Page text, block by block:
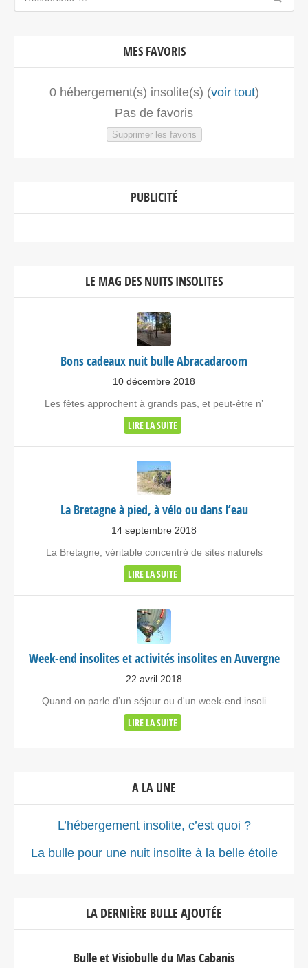
MES FAVORIS
0hébergement(s) insolite(s) (voir tout)
Pas de favoris
Supprimer les favoris
PUBLICITÉ
LE MAG DES NUITS INSOLITES
Bons cadeaux nuit bulle Abracadaroom
10 décembre 2018
Les fêtes approchent à grands pas, et peut-être n’
LIRE LA SUITE
La Bretagne à pied, à vélo ou dans l’eau
14 septembre 2018
La Bretagne, véritable concentré de sites naturels
LIRE LA SUITE
Week-end insolites et activités insolites en Auvergne
22 avril 2018
Quand on parle d’un séjour ou d'un week-end insoli
LIRE LA SUITE
A LA UNE
L’hébergement insolite, c’est quoi ?
La bulle pour une nuit insolite à la belle étoile
LA DERNIÈRE BULLE AJOUTÉE
Bulle et Visiobulle du Mas Cabanis